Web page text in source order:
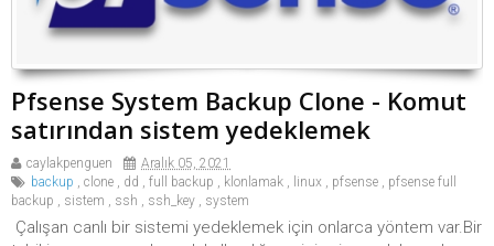
Pfsense System Backup Clone - Komut
satırından sistem yedeklemek
caylakpenguen
Aralık 05, 2021
backup , clone , dd , full backup , klonlamak , linux , pfsense , pfsense full
backup , sistem , ssh , ssh_key , system
Çalışan canlı bir sistemi yedeklemek için onlarca yöntem var.Bir